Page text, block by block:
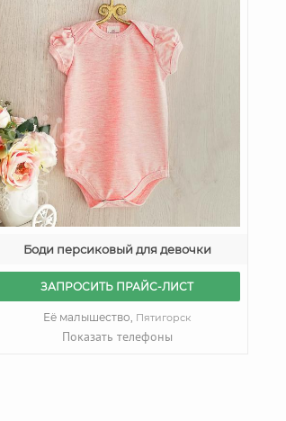
Боди персиковый для девочки
ЗАПРОСИТЬ ПРАЙС-ЛИСТ
Её малышество, Пятигорск
Показать телефоны